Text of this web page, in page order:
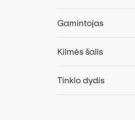
Gamintojas
Kilmės šalis
Tinklo dydis